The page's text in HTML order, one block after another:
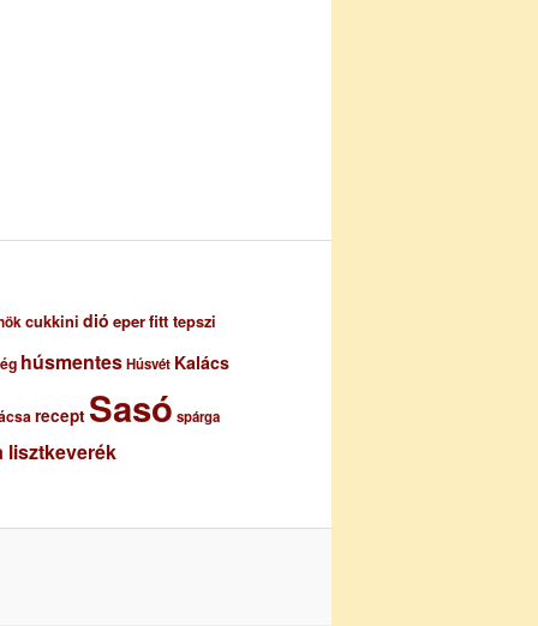
cukkini dió eperfitt tepszi
húsmentesHúsvét Kalács
recept Sasó spárga
lisztkeverék